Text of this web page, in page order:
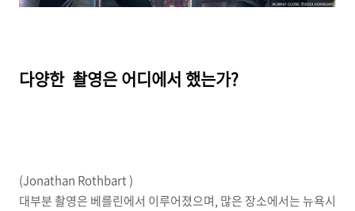
다양한 촬영은 어디에서 했는가?
(Jonathan Rothbart )
대부분 촬영은 베를린에서 이루어졌으며, 많은 장소에서는 뉴욕시